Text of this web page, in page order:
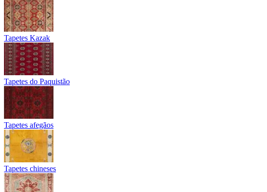
Tapetes Kazak
Tapetes do Paquistão
Tapetes afegãos
Tapetes chineses